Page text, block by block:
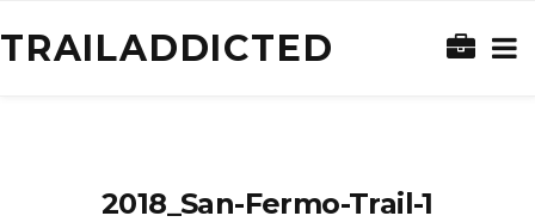
TRAILADDICTED
2018_San-Fermo-Trail-1